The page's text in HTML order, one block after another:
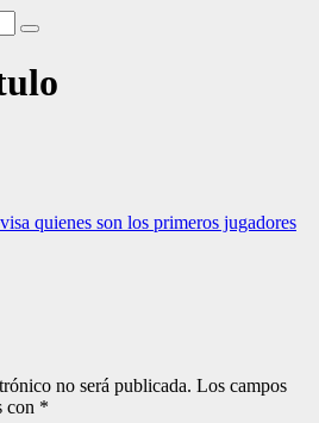
quienes son los primeros jugadores
no será publicada. Los campos
con *